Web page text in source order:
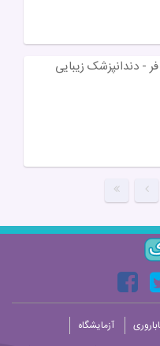
- دندانپزشک زیبایی
آزمایشگاه